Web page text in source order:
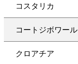
コスタリカ
コートジボワール
クロアチア